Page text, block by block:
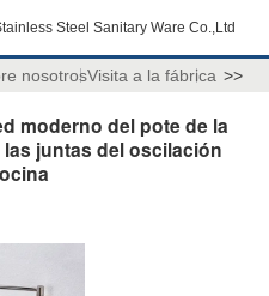
Steel Sanitary Ware Co.,Ltd
nosotrosVisita a la fábrica >>
moderno del pote de la
juntas del oscilación